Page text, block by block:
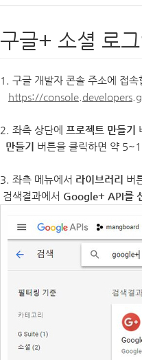
구글+ 소셜 로
1. 구글 개발자 콘솔 주소에 접속
https://
2. 좌측 상단에 프로젝트 만들기
만들기 버튼을 클릭하면 약
3. 좌측 메뉴에서 라이브러리 버
검색결과에서 Google+ API를